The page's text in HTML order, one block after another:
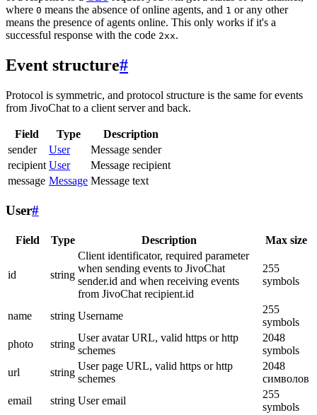
where 0 means the absence of online agents, and 1 or any other
means the presence of agents online. This only works if it's a
successful response with the code 2xx.
Event structure#
Protocol is symmetric, and protocol structure is the same for events
from JivoChat to a client server and back.
Field Type
Description
sender
User
Message sender
recipient User
Message recipient
message Message Message text
User#
Field Type Description Max size
id string
Client identificator, required parameter
when sending events to JivoChat
sender.id and when receiving events
from JivoChat recipient.id
255
symbols
name string Username
255
symbols
photo
string
User avatar URL, valid https or http
schemes
2048
symbols
url
string
User page URL, valid https or http
schemes
2048
символов
email
string User email
255
symbols